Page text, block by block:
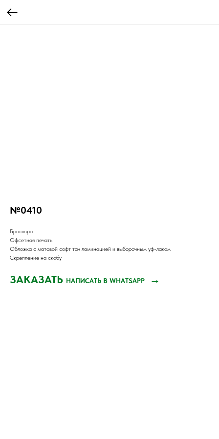
№0410
Брошюра
Офсетная печать
Обложка с матовой софт тач ламинацией и выборочным уф-лаком
Скрепление на скобу
ЗАКАЗАТЬ НАПИСАТЬ В WHATSAPP →